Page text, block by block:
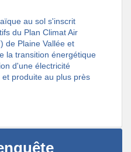
au sol s'inscrit
du Plan Climat Air
de Plaine Vallée et
la transition énergétique
d'une électricité
produite au plus près